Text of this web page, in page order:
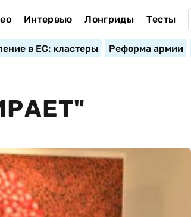
Интервью Лонгриды Тесты
в ЕС: кластеры Реформа армии